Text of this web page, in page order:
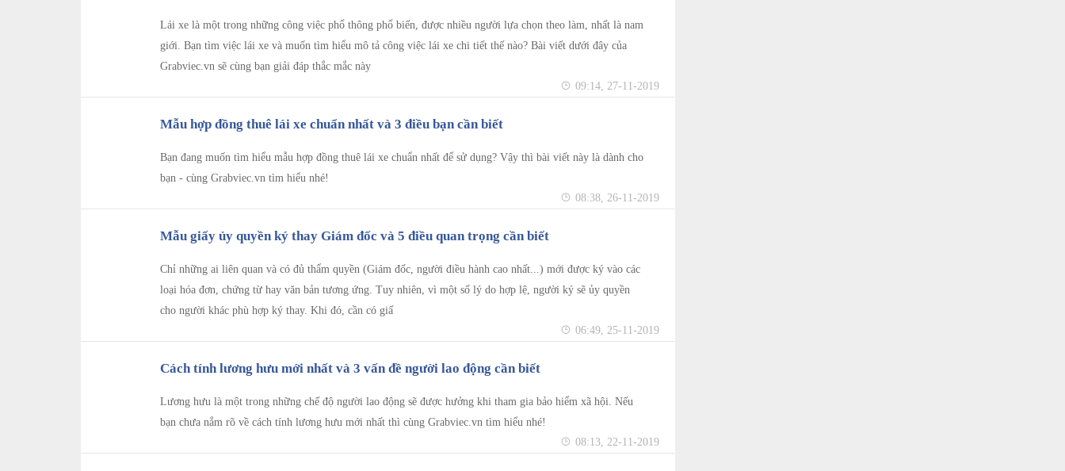
Lái xe là một trong những công việc phổ thông phổ biến, được nhiều người lựa chọn theo làm, nhất là nam
giới. Bạn tìm việc lái xe và muốn tìm hiểu mô tả công việc lái xe chi tiết thế nào? Bài viết dưới đây của
Grabviec.vn sẽ cùng bạn giải đáp thắc mắc này
09:14, 27-11-2019
Mẫu hợp đồng thuê lái xe chuẩn nhất và 3 điều bạn cần biết
Bạn đang muốn tìm hiểu mẫu hợp đồng thuê lái xe chuẩn nhất để sử dụng? Vậy thì bài viết này là dành cho
bạn - cùng Grabviec.vn tìm hiểu nhé!
08:38, 26-11-2019
Mẫu giấy ủy quyền ký thay Giám đốc và 5 điều quan trọng cần biết
Chỉ những ai liên quan và có đủ thẩm quyền (Giám đốc, người điều hành cao nhất...) mới được ký vào các
loại hóa đơn, chứng từ hay văn bản tương ứng. Tuy nhiên, vì một số lý do hợp lệ, người ký sẽ ủy quyền
cho người khác phù hợp ký thay. Khi đó, cần có giấ
06:49, 25-11-2019
Cách tính lương hưu mới nhất và 3 vấn đề người lao động cần biết
Lương hưu là một trong những chế độ người lao động sẽ được hưởng khi tham gia bảo hiểm xã hội. Nếu
bạn chưa nắm rõ về cách tính lương hưu mới nhất thì cùng Grabviec.vn tìm hiểu nhé!
08:13, 22-11-2019